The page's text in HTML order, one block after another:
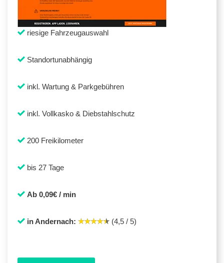
riesige Fahrzeugauswahl
Standortunabhängig
inkl. Wartung & Parkgebühren
inkl. Vollkasko & Diebstahlschutz
200 Freikilometer
bis 27 Tage
Ab 0,09€ / min
in Andernach: (4,5 / 5)